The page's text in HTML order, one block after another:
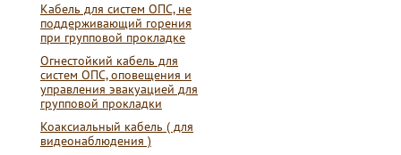
Кабель для систем ОПС, не
поддерживающий горения
при групповой прокладке
Огнестойкий кабель для
систем ОПС, оповещения и
управления эвакуацией для
групповой прокладки
Коаксиальный кабель ( для
видеонаблюдения )